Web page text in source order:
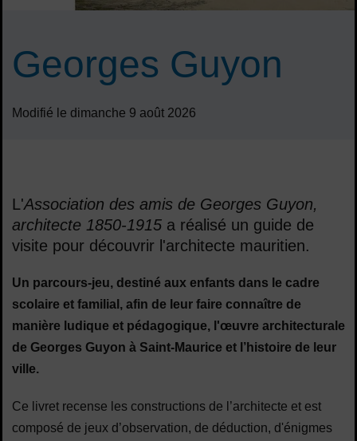
Georges Guyon
Modifié le dimanche 9 août 2026
L'Association des amis de Georges Guyon,
architecte 1850-1915 a réalisé un guide de
visite pour découvrir l'architecte mauritien.
Un parcours-jeu, destiné aux enfants dans le cadre
scolaire et familial, afin de leur faire connaître de
manière ludique et pédagogique, l'œuvre architecturale
de Georges Guyon à Saint-Maurice et l’histoire de leur
ville.
Ce livret recense les constructions de l’architecte et est
composé de jeux d’observation, de déduction, d'énigmes